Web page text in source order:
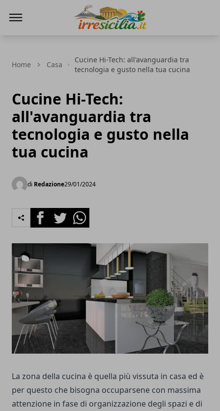
Home Casa
Cucine Hi-Tech: all'avanguardia tra
tecnologia e gusto nella tua cucina
Cucine Hi-Tech:
all'avanguardia tra
tecnologia e gusto nella
tua cucina
di Redazione29/01/2024
FacebookTwitterWhatsapp
La zona della cucina è quella più vissuta in casa ed è
per questo che bisogna occuparsene con massima
attenzione in fase di organizzazione degli spazi e di